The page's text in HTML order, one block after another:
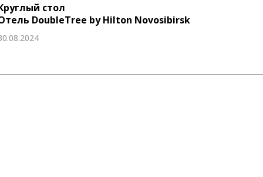
стол
DoubleTree by Hilton Novosibirsk